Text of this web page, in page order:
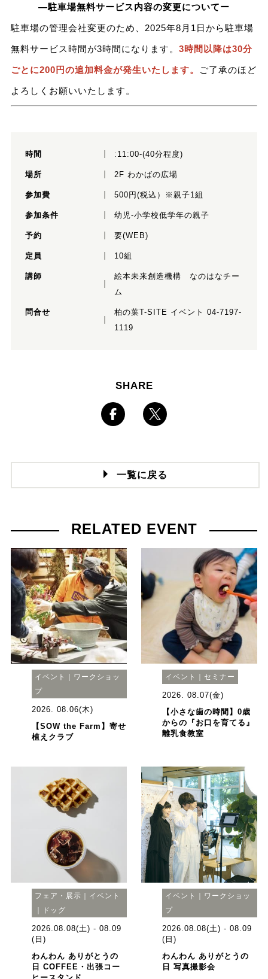
―駐車場無料サービス内容の変更についてー
駐車場の管理会社変更のため、2025年8月1日から駐車場
無料サービス時間が3時間になります。 3時間以降は30分
ごとに200円の追加料金が発生いたします。 ご了承のほど
よろしくお願いいたします。
時間 :11:00-(40分程度)
場所 2F わかばの広場
参加費 500円(税込）※親子1組
参加条件 幼児-小学校低学年の親子
予約 要(WEB)
定員 10組
講師
絵本未来創造機構 なのはなチー
ム
問合せ
柏の葉T-SITE イベント 04-7197-
1119
SHARE
一覧に戻る
RELATED EVENT
イベント｜ワークショッ
プ
2026. 08.06(木)
【SOW the Farm】寄せ
植えクラブ
イベント｜セミナー
2026. 08.07(金)
【小さな歯の時間】0歳
からの『お口を育てる』
離乳食教室
フェア・展示｜イベント
｜ドッグ
2026.08.08(土) - 08.09
(日)
わんわん ありがとうの
日 COFFEE・出張コー
イベント｜ワークショッ
プ
2026.08.08(土) - 08.09
(日)
わんわん ありがとうの
日 写真撮影会